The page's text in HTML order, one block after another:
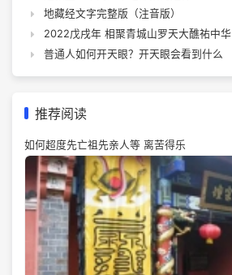
地藏经文字完整版（注音版）
2022戊戌年 相聚青城山罗天大醮祐中华
普通人如何开天眼？开天眼会看到什么
推荐阅读
如何超度先亡祖先亲人等 离苦得乐